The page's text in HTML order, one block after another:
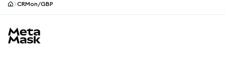
CRMon/GBP